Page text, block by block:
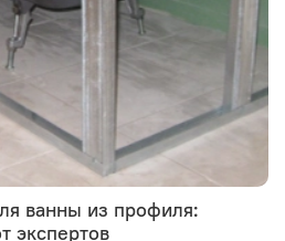
ванны из профиля:
экспертов